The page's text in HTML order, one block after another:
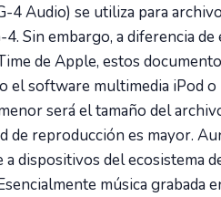
4 Audio) se utiliza para
4. Sin embargo, a diferencia
de Apple, estos
el software multimedia iPod o
será el tamaño del
de reproducción es mayor.
dispositivos del ecosistema
música grabada